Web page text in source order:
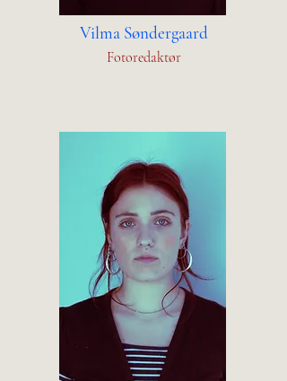
Vilma Søndergaard
Fotoredaktør